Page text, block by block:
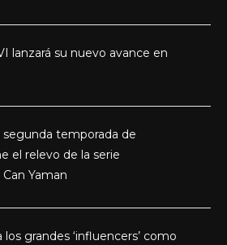
lanzará su nuevo avance en
temporada de
el relevo de la serie
Yaman
los grandes ‘influencers’ como